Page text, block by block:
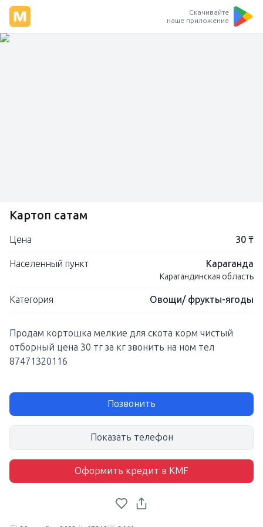
Скачивайте
наше приложение
Картоп сатам
Цена 30 ₸
Населенный пункт Караганда
Карагандинская область
Категория Овощи/ фрукты-ягоды
Продам кортошка мелкие для скота корм чистый
отборный цена 30 тг за кг звонить на ном тел
87471320116
Позвонить
Показать телефон
Оформить кредит в KMF